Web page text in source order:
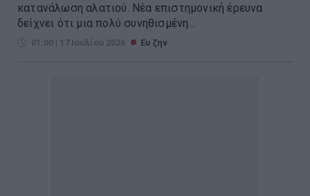
κατανάλωση αλατιού. Νέα επιστημονική έρευνα
δείχνει ότι μια πολύ συνηθισμένη...
01:00 | 17 Ιουλίου 2026 Ευ ζην